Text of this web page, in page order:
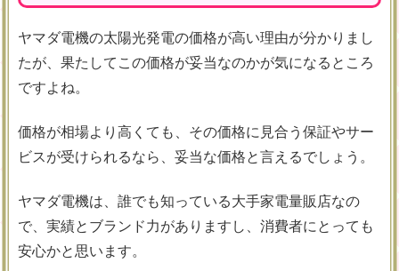
ヤマダ電機の太陽光発電の価格が高い理由が分かりまし
たが、果たしてこの価格が妥当なのかが気になるところ
ですよね。
価格が相場より高くても、その価格に見合う保証やサー
ビスが受けられるなら、妥当な価格と言えるでしょう。
ヤマダ電機は、誰でも知っている大手家電量販店なの
で、実績とブランド力がありますし、消費者にとっても
安心かと思います。